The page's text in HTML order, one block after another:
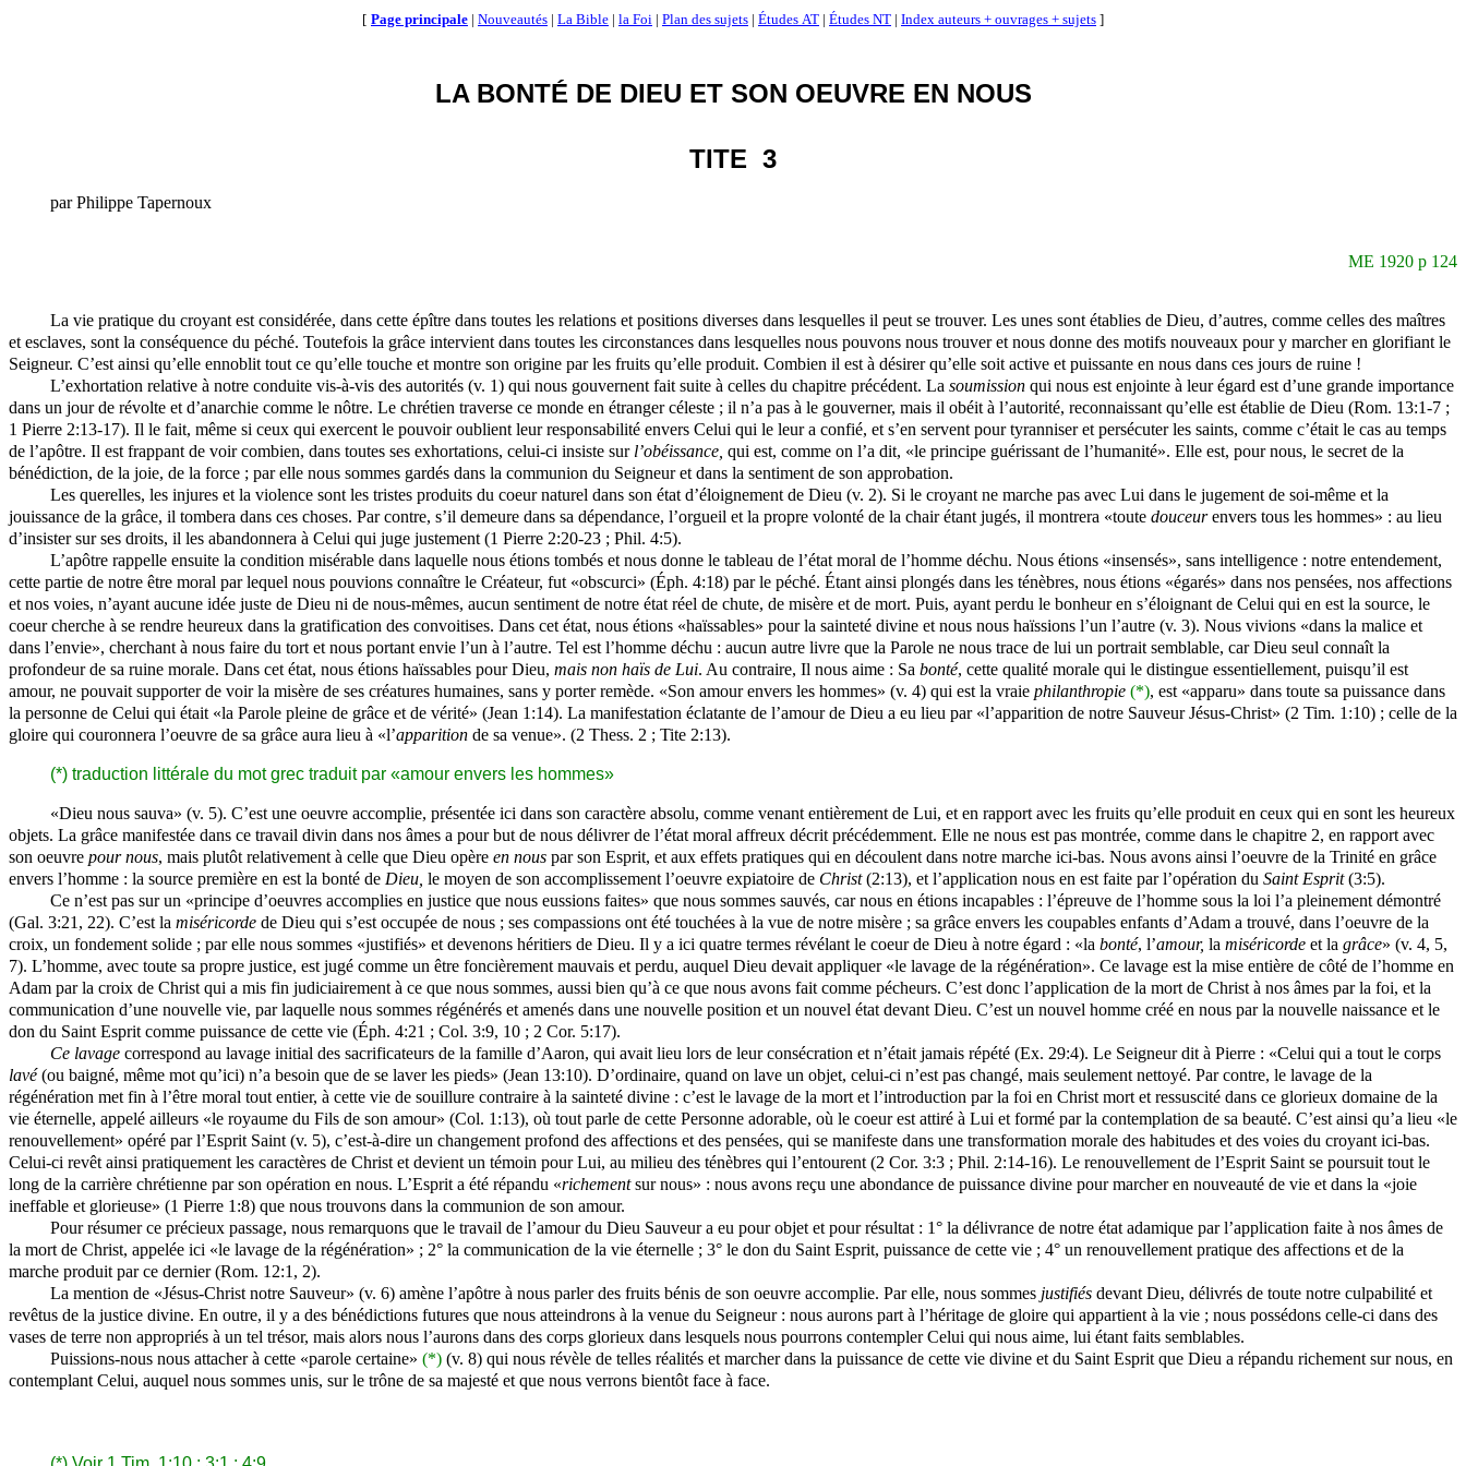
[ Page principale | Nouveautés | La Bible | la Foi | Plan des sujets | Études AT | Études NT | Index auteurs + ouvrages + sujets ]
LA BONTÉ DE DIEU ET SON OEUVRE EN NOUS
TITE 3
par Philippe Tapernoux
ME 1920 p 124
La vie pratique du croyant est considérée, dans cette épître dans toutes les relations et positions diverses dans lesquelles il peut se trouver. Les unes sont établies de Dieu, d’autres, comme celles des maîtres
et esclaves, sont la conséquence du péché. Toutefois la grâce intervient dans toutes les circonstances dans lesquelles nous pouvons nous trouver et nous donne des motifs nouveaux pour y marcher en glorifiant le
Seigneur. C’est ainsi qu’elle ennoblit tout ce qu’elle touche et montre son origine par les fruits qu’elle produit. Combien il est à désirer qu’elle soit active et puissante en nous dans ces jours de ruine !
L’exhortation relative à notre conduite vis-à-vis des autorités (v. 1) qui nous gouvernent fait suite à celles du chapitre précédent. La soumissionqui nous est enjointe à leur égard est d’une grande importance
dans un jour de révolte et d’anarchie comme le nôtre. Le chrétien traverse ce monde en étranger céleste ; il n’a pas à le gouverner, mais il obéit à l’autorité, reconnaissant qu’elle est établie de Dieu (Rom. 13:1-7 ;
1 Pierre 2:13-17). Il le fait, même si ceux qui exercent le pouvoir oublient leur responsabilité envers Celui qui le leur a confié, et s’en servent pour tyranniser et persécuter les saints, comme c’était le cas au temps
de l’apôtre. Il est frappant de voir combien, dans toutes ses exhortations, celui-ci insiste sur l’obéissance, qui est, comme on l’a dit, «le principe guérissant de l’humanité». Elle est, pour nous, le secret de la
bénédiction, de la joie, de la force ; par elle nous sommes gardés dans la communion du Seigneur et dans la sentiment de son approbation.
Les querelles, les injures et la violence sont les tristes produits du coeur naturel dans son état d’éloignement de Dieu (v. 2). Si le croyant ne marche pas avec Lui dans le jugement de soi-même et la
jouissance de la grâce, il tombera dans ces choses. Par contre, s’il demeure dans sa dépendance, l’orgueil et la propre volonté de la chair étant jugés, il montrera «toute douceurenvers tous les hommes» : au lieu
d’insister sur ses droits, il les abandonnera à Celui qui juge justement (1 Pierre 2:20-23 ; Phil. 4:5).
L’apôtre rappelle ensuite la condition misérable dans laquelle nous étions tombés et nous donne le tableau de l’état moral de l’homme déchu. Nous étions «insensés», sans intelligence : notre entendement,
cette partie de notre être moral par lequel nous pouvions connaître le Créateur, fut «obscurci» (Éph. 4:18) par le péché. Étant ainsi plongés dans les ténèbres, nous étions «égarés» dans nos pensées, nos affections
et nos voies, n’ayant aucune idée juste de Dieu ni de nous-mêmes, aucun sentiment de notre état réel de chute, de misère et de mort. Puis, ayant perdu le bonheur en s’éloignant de Celui qui en est la source, le
coeur cherche à se rendre heureux dans la gratification des convoitises. Dans cet état, nous étions «haïssables» pour la sainteté divine et nous nous haïssions l’un l’autre (v. 3). Nous vivions «dans la malice et
dans l’envie», cherchant à nous faire du tort et nous portant envie l’un à l’autre. Tel est l’homme déchu : aucun autre livre que la Parole ne nous trace de lui un portrait semblable, car Dieu seul connaît la
profondeur de sa ruine morale. Dans cet état, nous étions haïssables pour Dieu, mais non haïs de Lui. Au contraire, Il nous aime : Sa bonté, cette qualité morale qui le distingue essentiellement, puisqu’il est
amour, ne pouvait supporter de voir la misère de ses créatures humaines, sans y porter remède. «Son amour envers les hommes» (v. 4) qui est la vraie philanthropie (*), est «apparu» dans toute sa puissance dans
la personne de Celui qui était «la Parole pleine de grâce et de vérité» (Jean 1:14). La manifestation éclatante de l’amour de Dieu a eu lieu par «l’apparition de notre Sauveur Jésus-Christ» (2 Tim. 1:10) ; celle de la
gloire qui couronnera l’oeuvre de sa grâce aura lieu à «l’apparition de sa venue». (2 Thess. 2 ; Tite 2:13).
(*) traduction littérale du mot grec traduit par «amour envers les hommes»
«Dieu nous sauva» (v. 5). C’est une oeuvre accomplie, présentée ici dans son caractère absolu, comme venant entièrement de Lui, et en rapport avec les fruits qu’elle produit en ceux qui en sont les heureux
objets. La grâce manifestée dans ce travail divin dans nos âmes a pour but de nous délivrer de l’état moral affreux décrit précédemment. Elle ne nous est pas montrée, comme dans le chapitre 2, en rapport avec
son oeuvre pour nous, mais plutôt relativement à celle que Dieu opère en nous par son Esprit, et aux effets pratiques qui en découlent dans notre marche ici-bas. Nous avons ainsi l’oeuvre de la Trinité en grâce
envers l’homme : la source première en est la bonté de Dieu, le moyen de son accomplissement l’oeuvre expiatoire de Christ(2:13), et l’application nous en est faite par l’opération du Saint Esprit(3:5).
Ce n’est pas sur un «principe d’oeuvres accomplies en justice que nous eussions faites» que nous sommes sauvés, car nous en étions incapables : l’épreuve de l’homme sous la loi l’a pleinement démontré
(Gal. 3:21, 22). C’est la miséricorde de Dieu qui s’est occupée de nous ; ses compassions ont été touchées à la vue de notre misère ; sa grâce envers les coupables enfants d’Adam a trouvé, dans l’oeuvre de la
croix, un fondement solide ; par elle nous sommes «justifiés» et devenons héritiers de Dieu. Il y a ici quatre termes révélant le coeur de Dieu à notre égard : «la bonté, l’amour, la miséricorde et la grâce» (v. 4, 5,
7). L’homme, avec toute sa propre justice, est jugé comme un être foncièrement mauvais et perdu, auquel Dieu devait appliquer «le lavage de la régénération». Ce lavage est la mise entière de côté de l’homme en
Adam par la croix de Christ qui a mis fin judiciairement à ce que nous sommes, aussi bien qu’à ce que nous avons fait comme pécheurs. C’est donc l’application de la mort de Christ à nos âmes par la foi, et la
communication d’une nouvelle vie, par laquelle nous sommes régénérés et amenés dans une nouvelle position et un nouvel état devant Dieu. C’est un nouvel homme créé en nous par la nouvelle naissance et le
don du Saint Esprit comme puissance de cette vie (Éph. 4:21 ; Col. 3:9, 10 ; 2 Cor. 5:17).
Ce lavage correspond au lavage initial des sacrificateurs de la famille d’Aaron, qui avait lieu lors de leur consécration et n’était jamais répété (Ex. 29:4). Le Seigneur dit à Pierre : «Celui qui a tout le corps
lavé(ou baigné, même mot qu’ici) n’a besoin que de se laver les pieds» (Jean 13:10). D’ordinaire, quand on lave un objet, celui-ci n’est pas changé, mais seulement nettoyé. Par contre, le lavage de la
régénération met fin à l’être moral tout entier, à cette vie de souillure contraire à la sainteté divine : c’est le lavage de la mort et l’introduction par la foi en Christ mort et ressuscité dans ce glorieux domaine de la
vie éternelle, appelé ailleurs «le royaume du Fils de son amour» (Col. 1:13), où tout parle de cette Personne adorable, où le coeur est attiré à Lui et formé par la contemplation de sa beauté. C’est ainsi qu’a lieu «le
renouvellement» opéré par l’Esprit Saint (v. 5), c’est-à-dire un changement profond des affections et des pensées, qui se manifeste dans une transformation morale des habitudes et des voies du croyant ici-bas.
Celui-ci revêt ainsi pratiquement les caractères de Christ et devient un témoin pour Lui, au milieu des ténèbres qui l’entourent (2 Cor. 3:3 ; Phil. 2:14-16). Le renouvellement de l’Esprit Saint se poursuit tout le
long de la carrière chrétienne par son opération en nous. L’Esprit a été répandu «richementsur nous» : nous avons reçu une abondance de puissance divine pour marcher en nouveauté de vie et dans la «joie
ineffable et glorieuse» (1 Pierre 1:8) que nous trouvons dans la communion de son amour.
Pour résumer ce précieux passage, nous remarquons que le travail de l’amour du Dieu Sauveura eu pourobjet et pour résultat : 1° la délivrance de notre état adamique par l’application faite à nos âmes de
la mort de Christ, appelée ici «le lavage de la régénération» ; 2° la communication de la vie éternelle ; 3° le don du Saint Esprit, puissance de cette vie ; 4° un renouvellement pratique des affections et de la
marche produit par ce dernier (Rom. 12:1, 2).
La mention de «Jésus-Christ notre Sauveur» (v. 6) amène l’apôtre à nous parler des fruits bénis de son oeuvre accomplie. Par elle, nous sommes justifiésdevant Dieu, délivrés de toute notre culpabilité et
revêtus de la justice divine. En outre, il y a des bénédictions futures que nous atteindrons à la venue du Seigneur : nous aurons part à l’héritage de gloire qui appartient à la vie ; nous possédons celle-ci dans des
vases de terre non appropriés à un tel trésor, mais alors nous l’aurons dans des corps glorieux dans lesquels nous pourrons contempler Celui qui nous aime, lui étant faits semblables.
Puissions-nous nous attacher à cette «parole certaine» (*)(v. 8) qui nous révèle de telles réalités et marcher dans la puissance de cette vie divine et du Saint Esprit que Dieu a répandu richement sur nous, en
contemplant Celui, auquel nous sommes unis, sur le trône de sa majesté et que nous verrons bientôt face à face.